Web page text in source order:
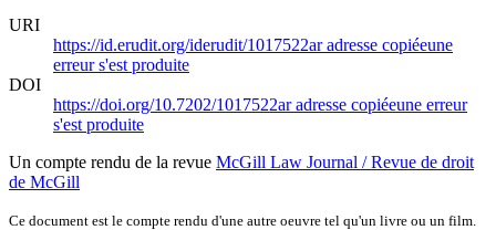
URI
https://id.erudit.org/iderudit/1017522aradresse copiéeune
erreur s'est produite
DOI
https://doi.org/10.7202/1017522aradresse copiéeune erreur
s'est produite
Un compte rendu de la revue McGill Law Journal / Revue de droit
de McGill
Ce document est le compte rendu d'une autre oeuvre tel qu'un livre ou un film.